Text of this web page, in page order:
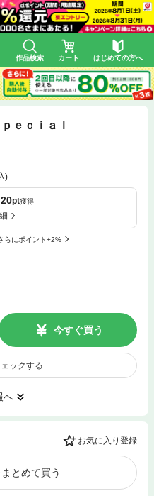
作品検索 カート はじめての方へ
ｅｃｉａｌ
)
20pt獲得
らにポイント+2%
今すぐ買う
ックする
へ
お気に入り登録
とめて買う